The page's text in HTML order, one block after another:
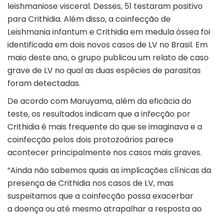
leishmaniose visceral. Desses, 51 testaram positivo
para Crithidia. Além disso, a coinfecção de
Leishmania infantum e Crithidia em medula óssea foi
identificada em dois novos casos de LV no Brasil. Em
maio deste ano, o grupo publicou um relato de caso
grave de LV no qual as duas espécies de parasitas
foram detectadas.
De acordo com Maruyama, além da eficácia do
teste, os resultados indicam que a infecção por
Crithidia é mais frequente do que se imaginava e a
coinfecção pelos dois protozoários parece
acontecer principalmente nos casos mais graves.
“Ainda não sabemos quais as implicações clínicas da
presença de Crithidia nos casos de LV, mas
suspeitamos que a coinfecção possa exacerbar
a doença ou até mesmo atrapalhar a resposta ao